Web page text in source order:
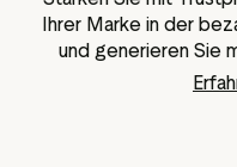
Ihrer Marke in der
und generieren Sie